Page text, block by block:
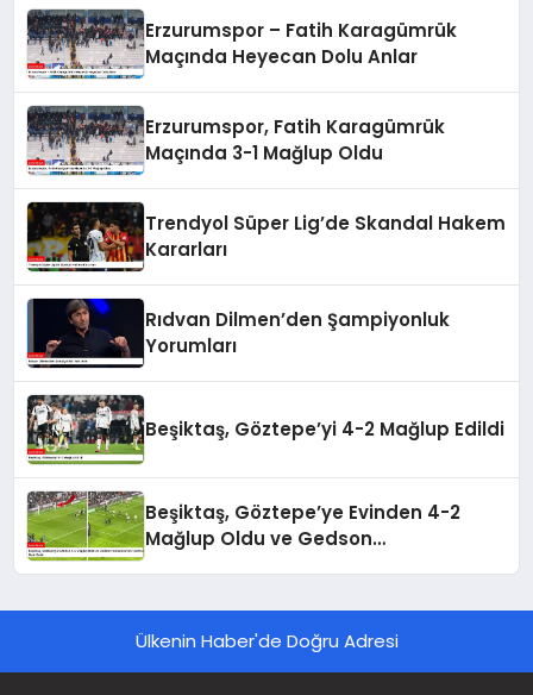
Erzurumspor – Fatih Karagümrük
Maçında Heyecan Dolu Anlar
Erzurumspor, Fatih Karagümrük
Maçında 3-1 Mağlup Oldu
Trendyol Süper Lig’de Skandal Hakem
Kararları
Rıdvan Dilmen’den Şampiyonluk
Yorumları
Beşiktaş, Göztepe’yi 4-2 Mağlup Edildi
Beşiktaş, Göztepe’ye Evinden 4-2
Mağlup Oldu ve Gedson
Ülkenin Haber'de Doğru Adresi